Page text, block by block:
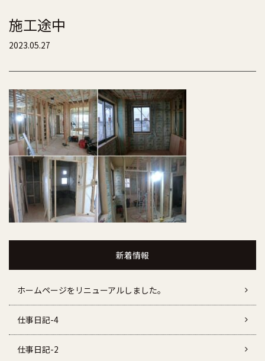
施工途中
2023.05.27
新着情報
ホームページをリニューアルしました。
仕事日記-4
仕事日記-2